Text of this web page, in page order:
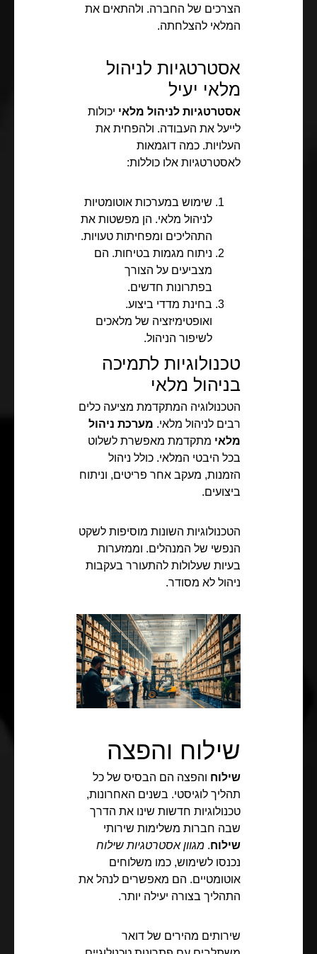
הצרכים של החברה. ולהתאים את
המלאי להצלחתה.
אסטרטגיות לניהול
מלאי יעיל
אסטרטגיות לניהול מלאי יכולות
לייעל את העבודה. ולהפחית את
העלויות. כמה דוגמאות
לאסטרטגיות אלו כוללות:
שימוש במערכות אוטומטיות
לניהול מלאי. הן מפשטות את
התהליכים ומפחיתות טעויות.
ניתוח מגמות בטיחות. הם
מצביעים על הצורך
בפתרונות חדשים.
בחינת מדדי ביצוע.
ואופטימיזציה של מלאכים
לשיפור הניהול.
טכנולוגיות לתמיכה
בניהול מלאי
הטכנולוגיה המתקדמת מציעה כלים
רבים לניהול מלאי. מערכת ניהול
מלאי מתקדמת מאפשרת לשלוט
בכל היבטי המלאי. כולל ניהול
הזמנות, מעקב אחר פריטים, וניתוח
ביצועים.
הטכנולוגיות השונות מוסיפות לשקט
הנפשי של המנהלים. וממזערות
בעיות שעלולות להתעורר בעקבות
ניהול לא מסודר.
שילוח והפצה
שילוח והפצה הם הבסיס של כל
תהליך לוגיסטי. בשנים האחרונות,
טכנולוגיות חדשות שינו את הדרך
שבה חברות משלימות שירותי
שילוח. מגוון אסטרטגיות שילוח
נכנסו לשימוש, כמו משלוחים
אוטומטיים. הם מאפשרים לנהל את
התהליך בצורה יעילה יותר.
שירותים מהירים של דואר